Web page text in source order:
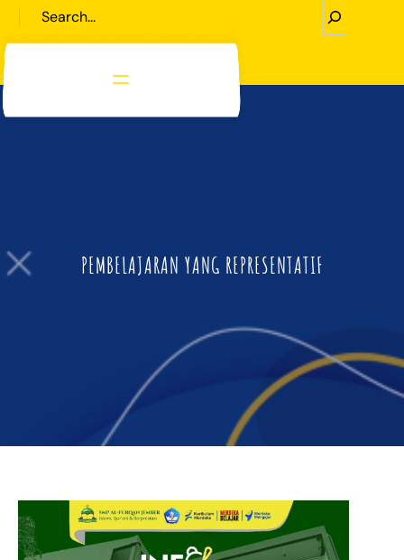
h
PEMBELAJARAN YANG REPRESENTATIF